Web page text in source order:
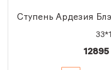
Ступень Ардезия